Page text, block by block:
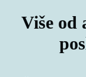
Više od